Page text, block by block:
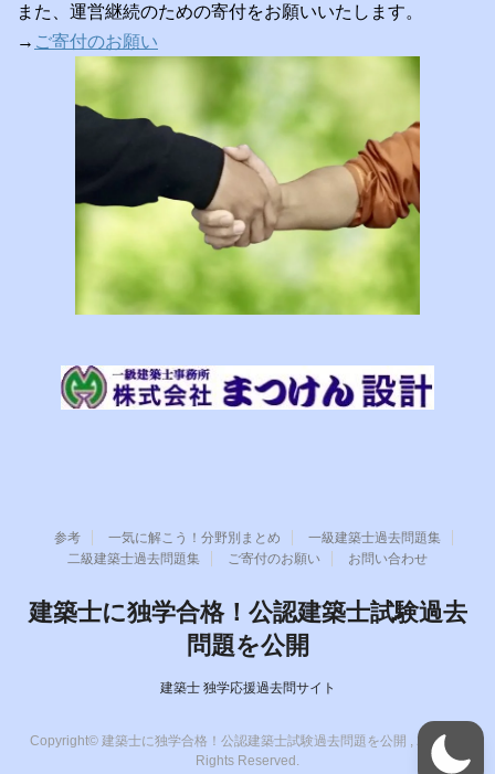
また、運営継続のための寄付をお願いいたします。
→ ご寄付のお願い
参考 一気に解こう！分野別まとめ
一級建築士過去問題集
二級建築士過去問題集
ご寄付のお願い お問い合わせ
建築士に独学合格！公認建築士試験過去
問題を公開
建築士 独学応援過去問サイト
Copyright© 建築士に独学合格！公認建築士試験過去問題を公開 , 2026 All
Rights Reserved.